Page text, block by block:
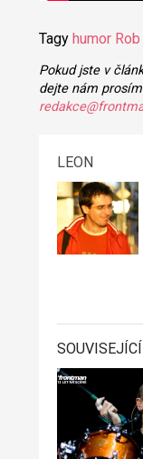
Tagy humor
Pokud jste v
dejte nám
LEON